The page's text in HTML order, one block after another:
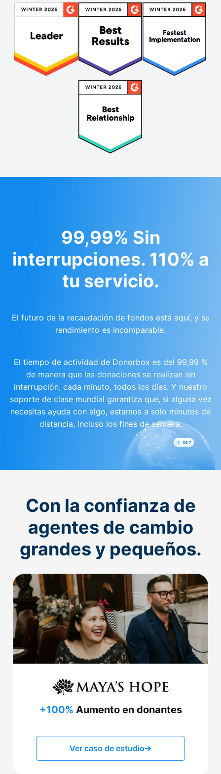
99,99% Sin
interrupciones. 110% a
tu servicio.
El futuro de la recaudación de fondos está aquí, y su
rendimiento es incomparable.
El tiempo de actividad de Donorbox es del 99,99 %
de manera que las donaciones se realizan sin
interrupción, cada minuto, todos los días. Y nuestro
soporte de clase mundial garantiza que, si alguna vez
necesitas ayuda con algo, estamos a solo minutos de
distancia, incluso los fines de semana.
Con la confianza de
agentes de cambio
grandes y pequeños.
+100% Aumento en donantes
Ver caso de estudio➔